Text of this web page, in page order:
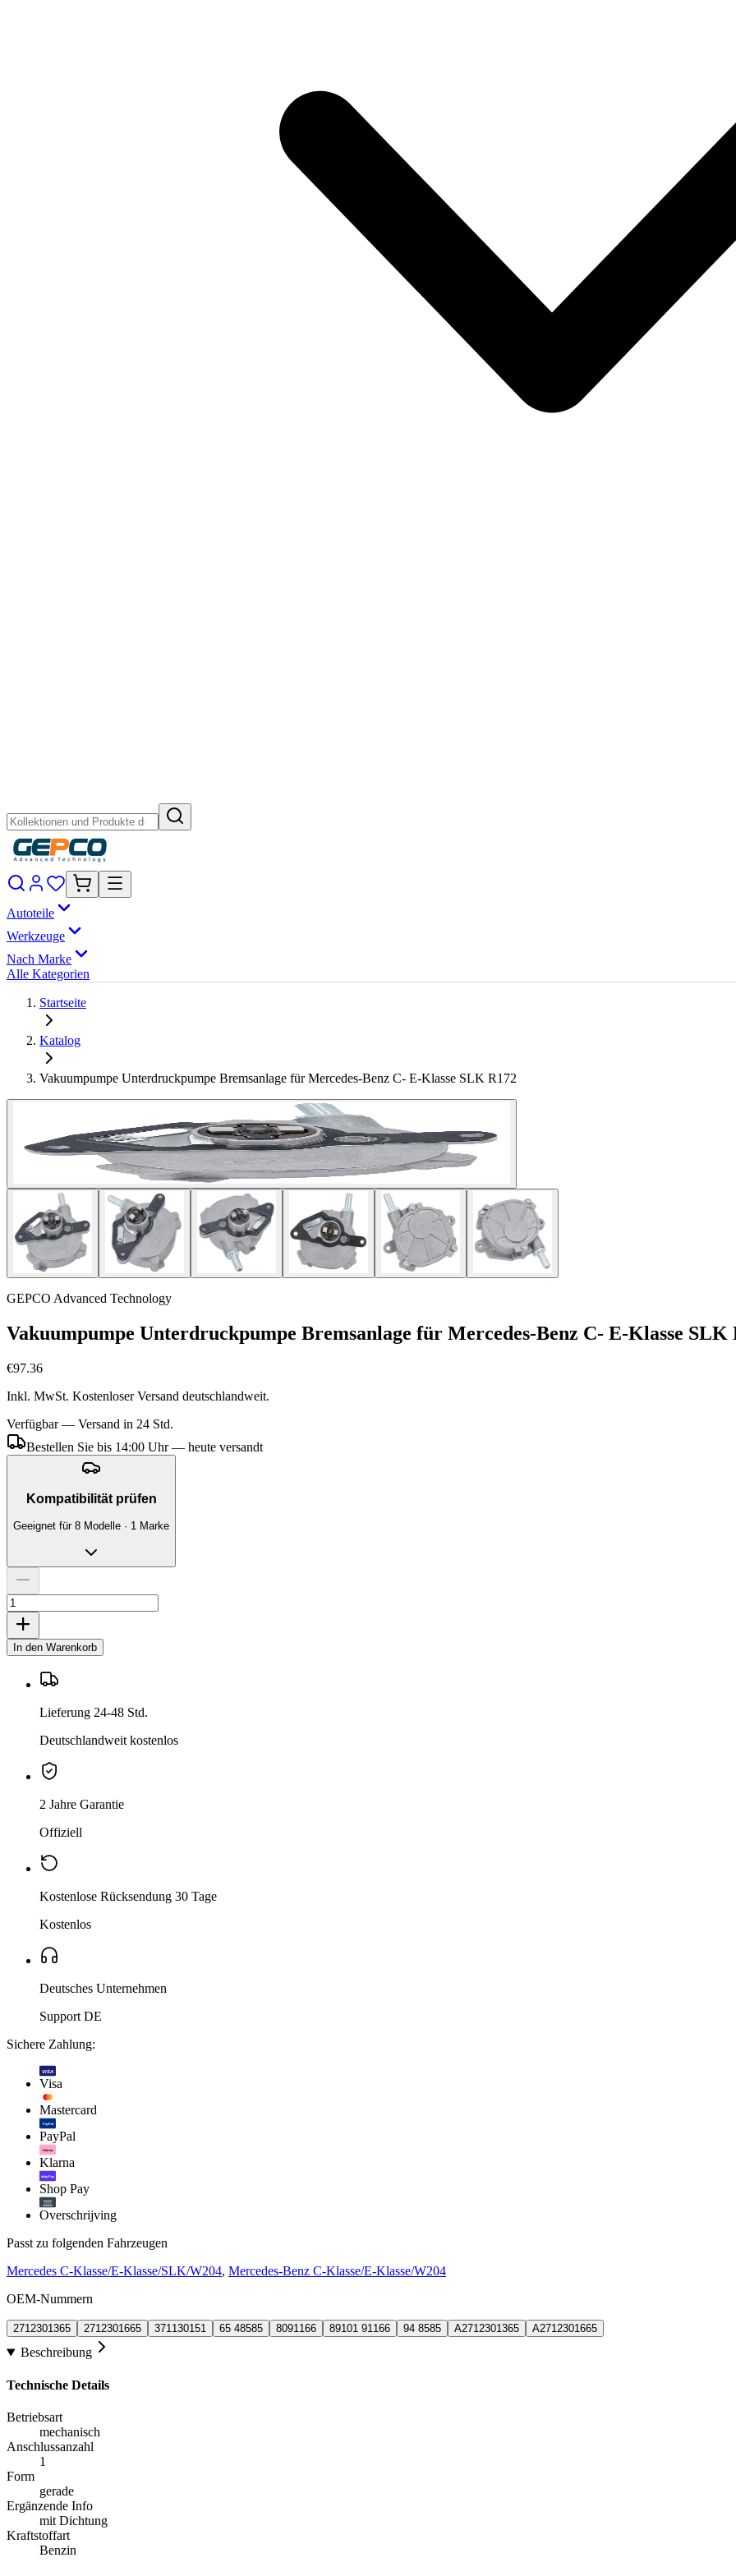
Autoteile
Werkzeuge
Nach Marke
Alle Kategorien
Startseite
Katalog
Vakuumpumpe Unterdruckpumpe Bremsanlage für Mercedes-Benz C- E-Klasse SLK R172
GEPCO Advanced Technology
Vakuumpumpe Unterdruckpumpe Bremsanlage für Mercedes-Benz C- E-Klasse SLK
€97.36
Inkl. MwSt. Kostenloser Versand deutschlandweit.
Verfügbar — Versand in 24 Std.
Bestellen Sie bis 14:00 Uhr — heute versandt
Kompatibilität prüfen
Geeignet für 8 Modelle · 1 Marke
In den Warenkorb
Lieferung 24-48 Std.
Deutschlandweit kostenlos
2 Jahre Garantie
Offiziell
Kostenlose Rücksendung 30 Tage
Kostenlos
Deutsches Unternehmen
Support DE
Sichere Zahlung:
VISA
Visa
Mastercard
PayPal
PayPal
Klarna.
Klarna
shop Pay
Shop Pay
Overschrijving
Passt zu folgenden Fahrzeugen
Mercedes C-Klasse/E-Klasse/SLK/W204, Mercedes-Benz C-Klasse/E-Klasse/W204
OEM-Nummern
2712301365 2712301665 371130151 65 48585 8091166 89101 91166 94 8585 A2712301365 A2712301665
Beschreibung
Technische Details
Betriebsart
mechanisch
Anschlussanzahl
1
Form
gerade
Ergänzende Info
mit Dichtung
Kraftstoffart
Benzin